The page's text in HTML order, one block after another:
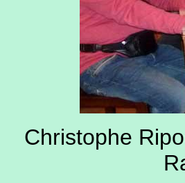
Christophe